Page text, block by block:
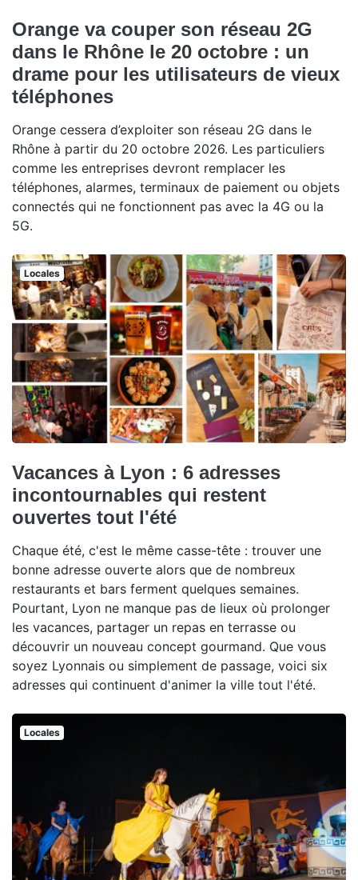
Orange va couper son réseau 2G
dans le Rhône le 20 octobre : un
drame pour les utilisateurs de vieux
téléphones
Orange cessera d’exploiter son réseau 2G dans le
Rhône à partir du 20 octobre 2026. Les particuliers
comme les entreprises devront remplacer les
téléphones, alarmes, terminaux de paiement ou objets
connectés qui ne fonctionnent pas avec la 4G ou la
5G.
Locales
Vacances à Lyon : 6 adresses
incontournables qui restent
ouvertes tout l'été
Chaque été, c'est le même casse-tête : trouver une
bonne adresse ouverte alors que de nombreux
restaurants et bars ferment quelques semaines.
Pourtant, Lyon ne manque pas de lieux où prolonger
les vacances, partager un repas en terrasse ou
découvrir un nouveau concept gourmand. Que vous
soyez Lyonnais ou simplement de passage, voici six
adresses qui continuent d'animer la ville tout l'été.
Locales